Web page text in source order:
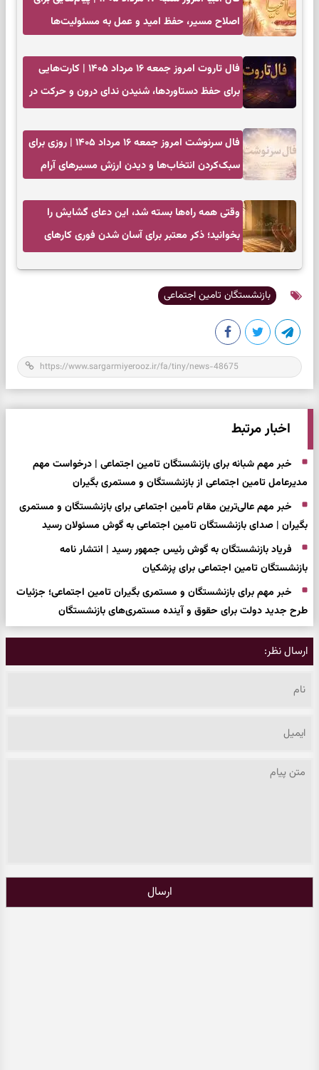
اصلاح مسیر، حفظ امید و عمل به مسئولیت‌ها
فال تاروت امروز جمعه ۱۶ مرداد ۱۴۰۵ | کارت‌هایی
برای حفظ دستاوردها، شنیدن ندای درون و حرکت در
فال سرنوشت امروز جمعه ۱۶ مرداد ۱۴۰۵ | روزی برای
سبک‌کردن انتخاب‌ها و دیدن ارزش مسیرهای آرام
وقتی همه راه‌ها بسته شد، این دعای گشایش را
بخوانید؛ ذکر معتبر برای آسان شدن فوری کارهای
بازنشستگان تامین اجتماعی
اخبار مرتبط
خبر مهم شبانه برای بازنشستگان تامین اجتماعی | درخواست مهم
مدیرعامل تامین اجتماعی از بازنشستگان و مستمری بگیران
خبر مهم عالی‌ترین مقام تأمین اجتماعی برای بازنشستگان و مستمری
بگیران | صدای بازنشستگان تامین اجتماعی به گوش مسئولان رسید
فریاد بازنشستگان به گوش رئیس جمهور رسید | انتشار نامه
بازنشستگان تامین اجتماعی برای پزشکیان
خبر مهم برای بازنشستگان و مستمری بگیران تامین اجتماعی؛ جزئیات
طرح جدید دولت برای حقوق و آینده مستمری‌های بازنشستگان
ارسال نظر:
ارسال